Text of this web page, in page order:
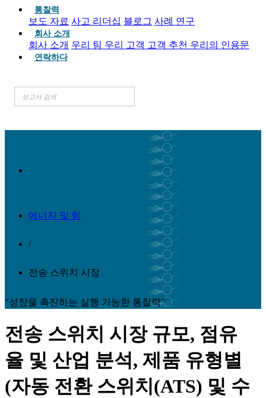
통찰력
보도 자료 사고 리더십 블로그 사례 연구
회사 소개
회사 소개 우리 팀 우리 고객 고객 추천 우리의 인용문
연락하다
에너지 및 힘
/
전송 스위치 시장
"성장을 촉진하는 실행 가능한 통찰력"
전송 스위치 시장 규모, 점유
율 및 산업 분석, 제품 유형별
(자동 전환 스위치(ATS) 및 수